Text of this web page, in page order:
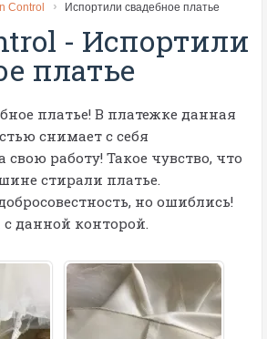
Control Испортили свадебное платье
- Испортили
платье
платье! В платежке данная
снимает с себя
свою работу! Такое чувство, что
стирали платье.
но ошиблись!
данной конторой.